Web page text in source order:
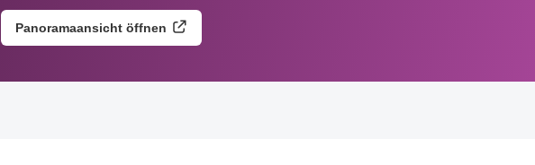
Panoramaansicht öffnen